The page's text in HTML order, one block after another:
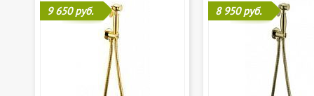
9 650 руб. 8 950 руб.